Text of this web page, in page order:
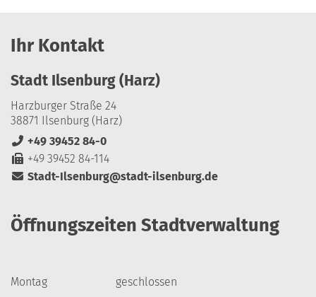
Ihr Kontakt
Stadt Ilsenburg (Harz)
Harzburger Straße 24
38871 Ilsenburg (Harz)
+49 39452 84-0
+49 39452 84-114
Stadt-Ilsenburg@stadt-ilsenburg.de
Öffnungszeiten Stadtverwaltung
Montag
geschlossen